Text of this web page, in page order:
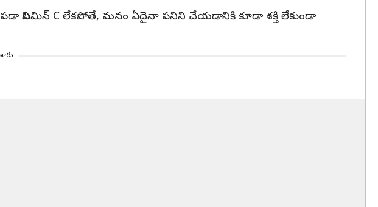
విటమిన్ C లేకపోతే, మనం ఏదైనా పనిని చేయడానికి కూడా శక్తి లేకుండా